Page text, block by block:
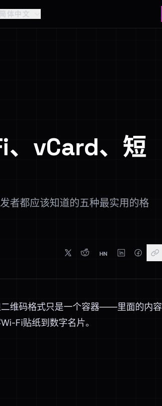
简体中文
、vCard、短
者都应该知道的五种最实用的格
HN
二维码格式只是一个容器——里面的内容
Fi贴纸到数字名片。